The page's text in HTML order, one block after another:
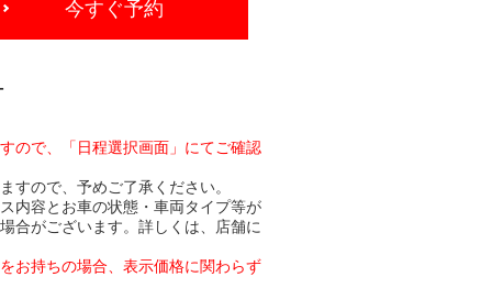
今すぐ予約
ので、「日程選択画面」にてご確認
ので、予めご了承ください。
内容とお車の状態・車両タイプ等が
合がございます。詳しくは、店舗に
お持ちの場合、表示価格に関わらず